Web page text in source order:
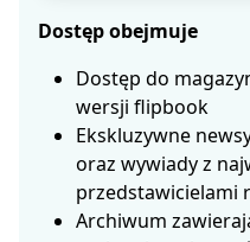
Dostęp obejmuje
Dostęp do
wersji flipbook
Ekskluzywne
oraz wywiady z
przedstawicielami
Archiwum